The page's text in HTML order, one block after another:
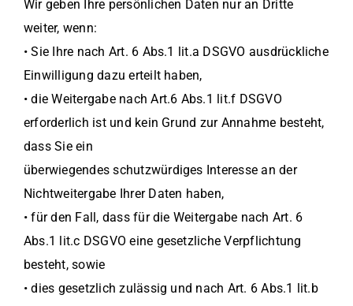
Wir geben Ihre persönlichen Daten nur an Dritte
weiter, wenn:
• Sie Ihre nach Art. 6 Abs.1 lit.a DSGVO ausdrückliche
Einwilligung dazu erteilt haben,
• die Weitergabe nach Art.6 Abs.1 lit.f DSGVO
erforderlich ist und kein Grund zur Annahme besteht,
dass Sie ein
überwiegendes schutzwürdiges Interesse an der
Nichtweitergabe Ihrer Daten haben,
• für den Fall, dass für die Weitergabe nach Art. 6
Abs.1 lit.c DSGVO eine gesetzliche Verpflichtung
besteht, sowie
• dies gesetzlich zulässig und nach Art. 6 Abs.1 lit.b